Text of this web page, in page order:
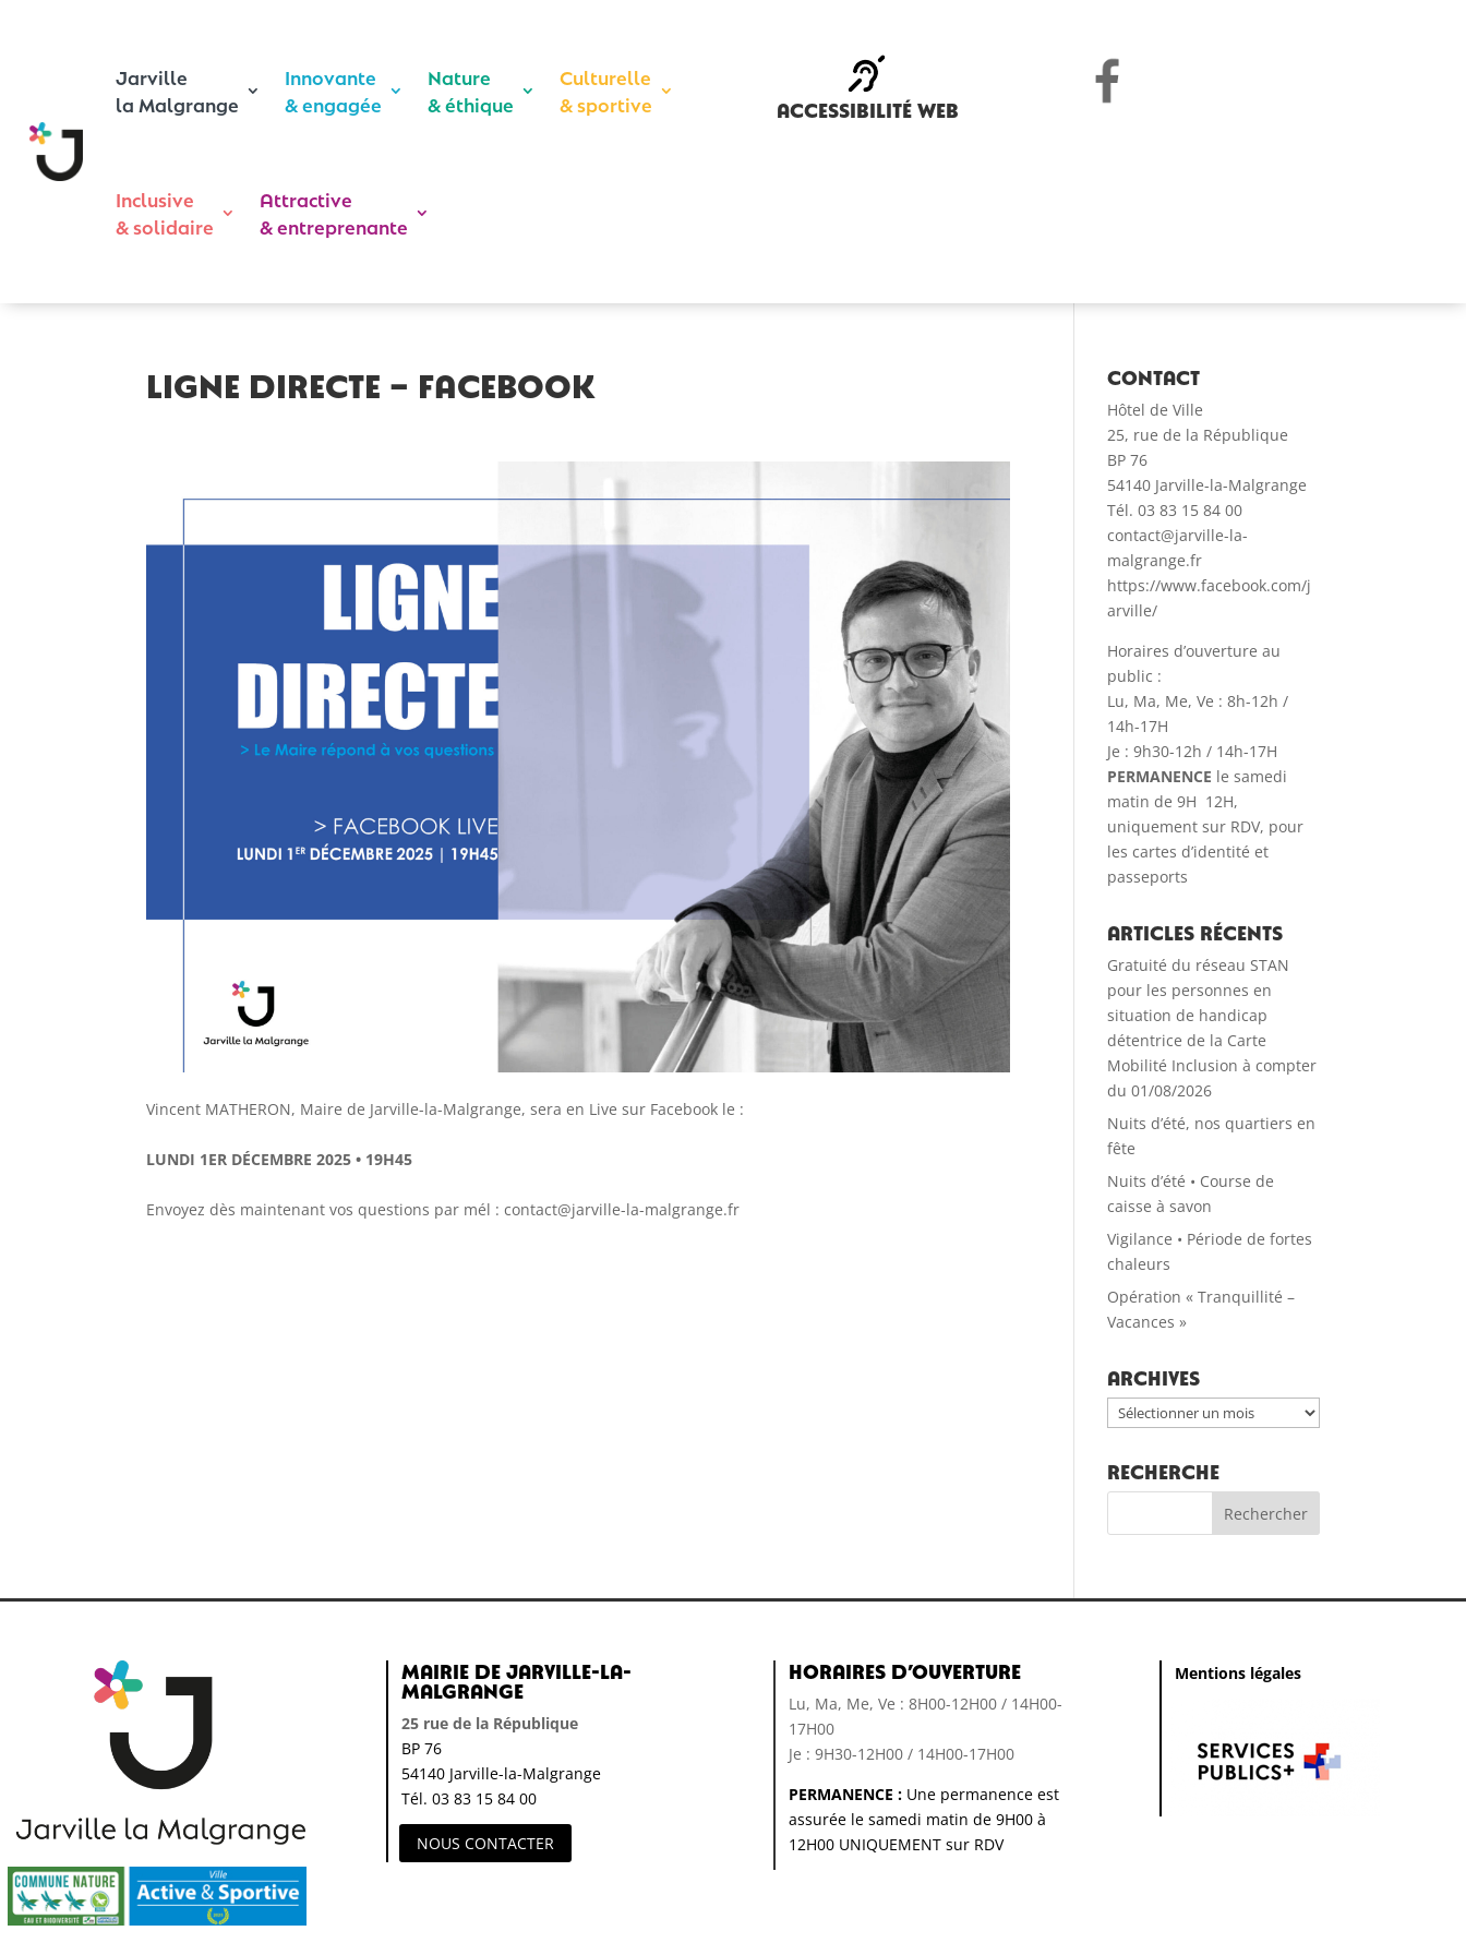
Jarville
la Malgrange
Innovante
& engagée
Nature
& éthique
Culturelle
& sportive
Inclusive
& solidaire
Attractive
& entreprenante
accessibilité web
LIGNE DIRECTE – Facebook
Vincent MATHERON, Maire de Jarville-la-Malgrange, sera en Live sur Facebook le :
LUNDI 1ER DÉCEMBRE 2025 • 19H45
Envoyez dès maintenant vos questions par mél : contact@jarville-la-malgrange.fr
CONTACT
Hôtel de Ville
25, rue de la République
BP 76
54140 Jarville-la-Malgrange
Tél. 03 83 15 84 00
contact@jarville-la-
malgrange.fr
https://www.facebook.com/j
arville/
Horaires d’ouverture au
public :
Lu, Ma, Me, Ve : 8h-12h /
14h-17H
Je : 9h30-12h / 14h-17H
PERMANENCE le samedi
matin de 9H 12H,
uniquement sur RDV, pour
les cartes d’identité et
passeports
Articles récents
Gratuité du réseau STAN
pour les personnes en
situation de handicap
détentrice de la Carte
Mobilité Inclusion à compter
du 01/08/2026
Nuits d’été, nos quartiers en
fête
Nuits d’été • Course de
caisse à savon
Vigilance • Période de fortes
chaleurs
Opération « Tranquillité –
Vacances »
Archives
Archives
RECHERCHE
Mairie de Jarville-la-
Malgrange
25 rue de la République
BP 76
54140 Jarville-la-Malgrange
Tél. 03 83 15 84 00
NOUS CONTACTER
Horaires d’ouverture
Lu, Ma, Me, Ve : 8H00-12H00 / 14H00-
17H00
Je : 9H30-12H00 / 14H00-17H00
PERMANENCE : Une permanence est
assurée le samedi matin de 9H00 à
12H00 UNIQUEMENT sur RDV
Mentions légales